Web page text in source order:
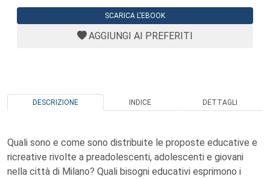
SCARICA L'EBOOK
AGGIUNGI AI PREFERITI
DESCRIZIONE INDICE DETTAGLI
Quali sono e come sono distribuite le proposte educative e
ricreative rivolte a preadolescenti, adolescenti e giovani
nella città di Milano? Quali bisogni educativi esprimono i